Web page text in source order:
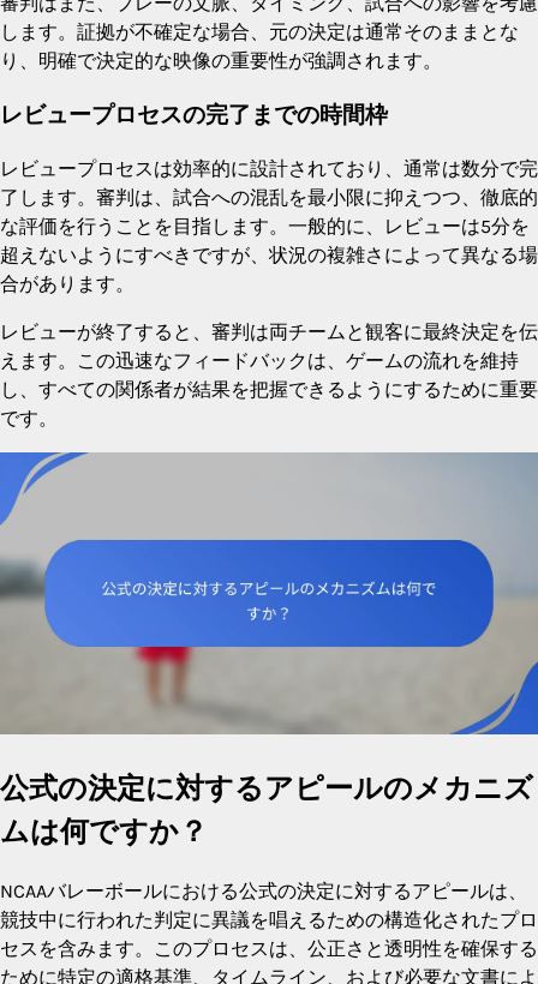
します。証拠が不確定な場合、元の決定は通常そのままとな
り、明確で決定的な映像の重要性が強調されます。
レビュープロセスの完了までの時間枠
レビュープロセスは効率的に設計されており、通常は数分で完
了します。審判は、試合への混乱を最小限に抑えつつ、徹底的
な評価を行うことを目指します。一般的に、レビューは5分を
超えないようにすべきですが、状況の複雑さによって異なる場
合があります。
レビューが終了すると、審判は両チームと観客に最終決定を伝
えます。この迅速なフィードバックは、ゲームの流れを維持
し、すべての関係者が結果を把握できるようにするために重要
です。
公式の決定に対するアピールのメカニズ
ムは何ですか？
NCAAバレーボールにおける公式の決定に対するアピールは、
競技中に行われた判定に異議を唱えるための構造化されたプロ
セスを含みます。このプロセスは、公正さと透明性を確保する
ために特定の適格基準、タイムライン、および必要な文書によ